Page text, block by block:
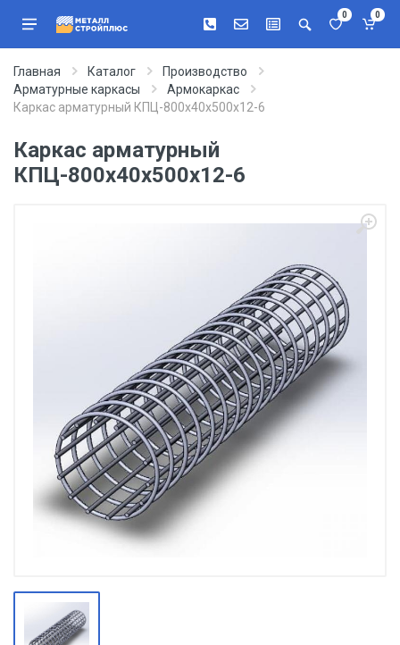
0 0
Главная Каталог
Производство
Арматурные каркасы
Армокаркас
Каркас арматурный КПЦ-800х40х500х12-6
Каркас арматурный
КПЦ-800х40х500х12-6